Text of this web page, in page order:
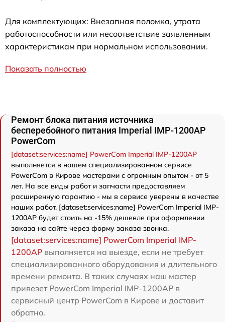
Для комплектующих: Внезапная поломка, утрата
работоспособности или несоответствие заявленным
характеристикам при нормальном использовании.
Показать полностью
Ремонт блока питания источника
бесперебойного питания Imperial IMP-1200AP
PowerCom
[dataset:services:name] PowerCom Imperial IMP-1200AP
выполняется в нашем специализированном сервисе
PowerCom в Кирове мастерами с огромным опытом - от 5
лет. На все виды работ и запчасти предоставляем
расширенную гарантию - мы в сервисе уверены в качестве
наших работ. [dataset:services:name] PowerCom Imperial IMP-
1200AP будет стоить на -15% дешевле при оформлении
заказа на сайте через форму заказа звонка.
[dataset:services:name] PowerCom Imperial IMP-
1200AP выполняется на выезде, если не требует
специализированного оборудования и длительного
времени ремонта. В таких случаях наш мастер
привезет PowerCom Imperial IMP-1200AP в
сервисный центр PowerCom в Кирове и доставит
обратно.